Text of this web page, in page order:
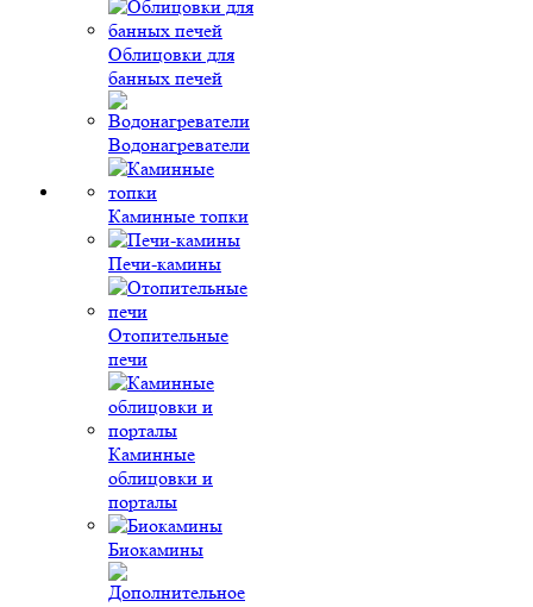
Облицовки для
банных печей
Водонагреватели
Каминные топки
Печи-камины
Отопительные
печи
Каминные
облицовки и
порталы
Биокамины